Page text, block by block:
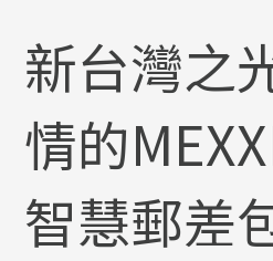
新台灣之
情的
智慧郵差